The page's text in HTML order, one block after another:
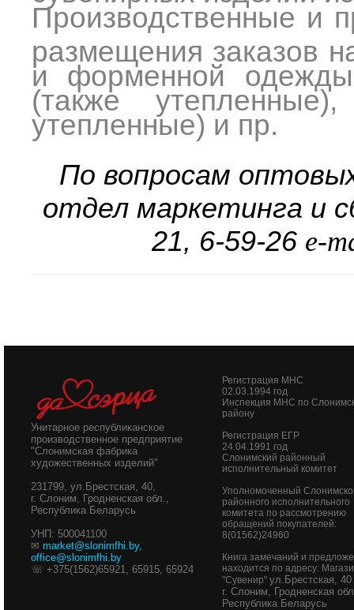
Производственные и
размещения заказов
и форменной одежды
(также
утепленные) и пр.
По вопросам
отдел маркетинга и
21, 6-59-26 e-
Унитарное республиканское
производственное предприятие
"Слонимская фабрика
художественных изделий"
231799, ул.Брестская, 40,
г. Слоним, Гродненская обл.,
Республика Беларусь
УНП: 500041100
✉ market@slonimfhi.by,
office@slonimfhi.by
☏ +375(1562)65921, 65915, 65924
Регистрация МНС
02.03.1994 год
Инспекция МНС по
району
Регистрация ЕГР
24.04.1991 год
Слонимский районный
исполнительный комитет
Уполномоченный
районного исполнительного
комитета по рассмотрению
обращений покупателей:
8(01562)24960
Книга замечаний и
находится по адресу:
"Сувенир"ул.Брестская, 40
г. Слоним, Гродненская
Республика Беларусь